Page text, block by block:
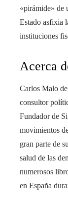
«pirámide» de
Estado asfixia
instituciones
Acerca
Carlos Malo
consultor
Fundador de
movimientos
gran parte de
salud de las
numerosos
en España